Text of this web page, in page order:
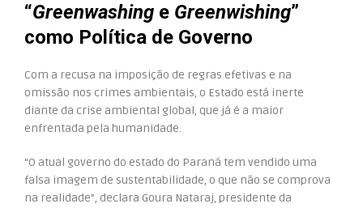
“Greenwashing e Greenwishing”
como Política de Governo
Com a recusa na imposição de regras efetivas e na
omissão nos crimes ambientais, o Estado está inerte
diante da crise ambiental global, que já é a maior
enfrentada pela humanidade.
“O atual governo do estado do Paraná tem vendido uma
falsa imagem de sustentabilidade, o que não se comprova
na realidade”, declara Goura Nataraj, presidente da